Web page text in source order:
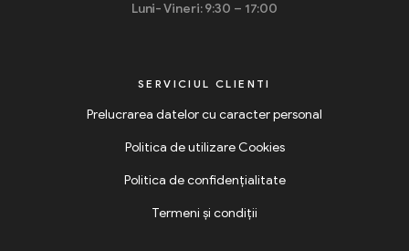
Luni- Vineri: 9:30 – 17:00
SERVICIUL CLIENTI
Prelucrarea datelor cu caracter personal
Politica de utilizare Cookies
Politica de confidențialitate
Termeni și condiții